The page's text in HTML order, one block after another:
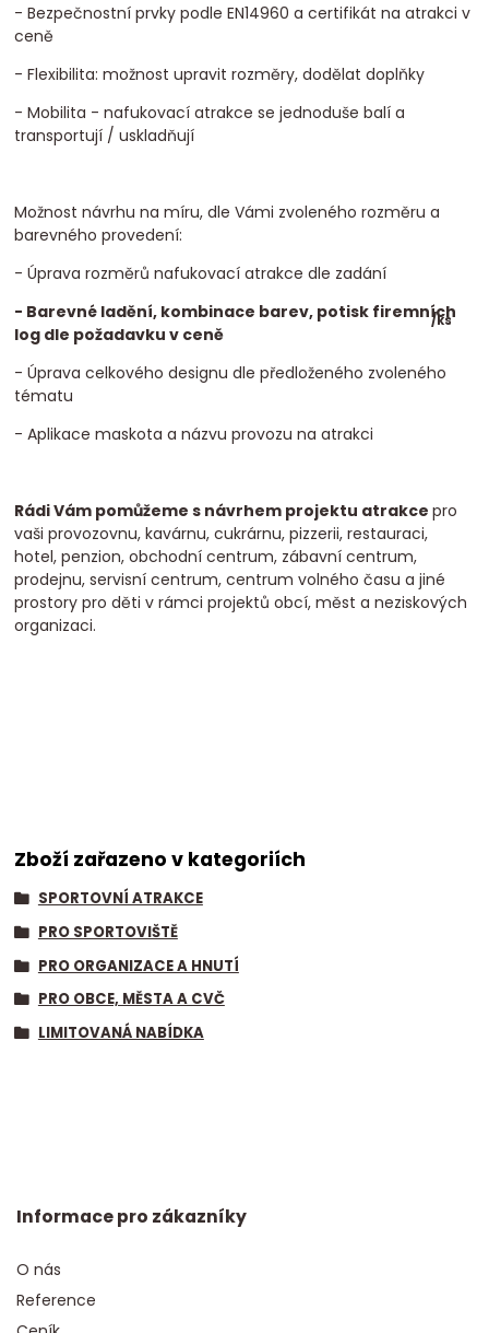
/ks
- Bezpečnostní prvky podle EN14960 a certifikát na atrakci v
ceně
- Flexibilita: možnost upravit rozměry, dodělat doplňky
- Mobilita - nafukovací atrakce se jednoduše balí a
transportují / uskladňují
Možnost návrhu na míru, dle Vámi zvoleného rozměru a
barevného provedení:
- Úprava rozměrů nafukovací atrakce dle zadání
- Barevné ladění, kombinace barev, potisk firemních
log dle požadavku v ceně
- Úprava celkového designu dle předloženého zvoleného
tématu
- Aplikace maskota a názvu provozu na atrakci
Rádi Vám pomůžeme s návrhem projektu atrakcepro
vaši provozovnu, kavárnu, cukrárnu, pizzerii, restauraci,
hotel, penzion, obchodní centrum, zábavní centrum,
prodejnu, servisní centrum, centrum volného času a jiné
prostory pro děti v rámci projektů obcí, měst a neziskových
organizaci.
Zboží zařazeno v kategoriích
SPORTOVNÍ ATRAKCE
PRO SPORTOVIŠTĚ
PRO ORGANIZACE A HNUTÍ
PRO OBCE, MĚSTA A CVČ
LIMITOVANÁ NABÍDKA
Informace pro zákazníky
O nás
Reference